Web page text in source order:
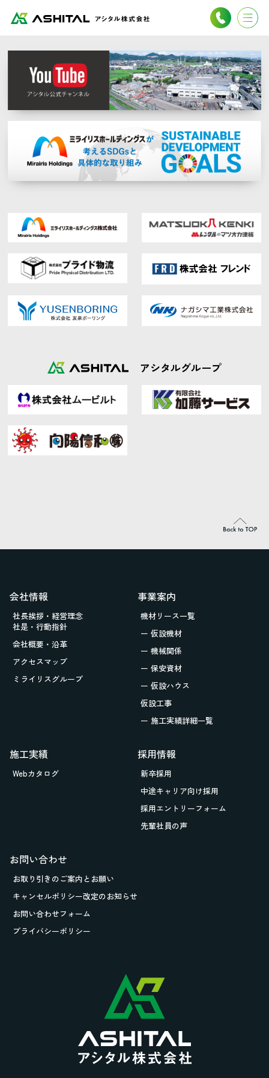
アシタルグループ
会社情報
社長挨拶・経営理念
社是・行動指針
会社概要・沿革
アクセスマップ
ミライリスグループ
事業案内
機材リース一覧
ー 仮設機材
ー 機械関係
ー 保安資材
ー 仮設ハウス
仮設工事
ー 施工実績詳細一覧
施工実績
Webカタログ
採用情報
新卒採用
中途キャリア向け採用
採用エントリーフォーム
先輩社員の声
お問い合わせ
お取り引きのご案内とお願い
キャンセルポリシー改定のお知らせ
お問い合わせフォーム
プライバシーポリシー